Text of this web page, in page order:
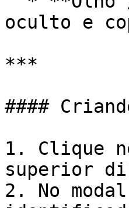
oculto e
***
####
1. Clique
superior
2. No